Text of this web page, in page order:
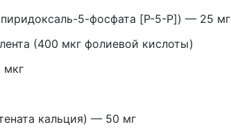
5-фосфата [P-5-P]) — 25 мг
(400 мкг фолиевой кислоты)
мкг
кальция) — 50 мг